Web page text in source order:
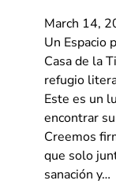
March 14,
Un Espacio
Casa de la
refugio
Este es un
encontrar
Creemos
que solo
sanación y…